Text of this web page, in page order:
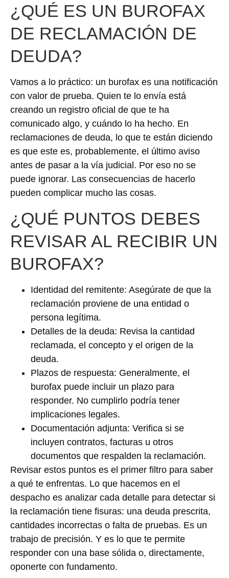
¿QUÉ ES UN BUROFAX
DE RECLAMACIÓN DE
DEUDA?
Vamos a lo práctico: un burofax es una notificación
con valor de prueba. Quien te lo envía está
creando un registro oficial de que te ha
comunicado algo, y cuándo lo ha hecho. En
reclamaciones de deuda, lo que te están diciendo
es que este es, probablemente, el último aviso
antes de pasar a la vía judicial. Por eso no se
puede ignorar. Las consecuencias de hacerlo
pueden complicar mucho las cosas.
¿QUÉ PUNTOS DEBES
REVISAR AL RECIBIR UN
BUROFAX?
Identidad del remitente: Asegúrate de que la
reclamación proviene de una entidad o
persona legítima.
Detalles de la deuda: Revisa la cantidad
reclamada, el concepto y el origen de la
deuda.
Plazos de respuesta: Generalmente, el
burofax puede incluir un plazo para
responder. No cumplirlo podría tener
implicaciones legales.
Documentación adjunta: Verifica si se
incluyen contratos, facturas u otros
documentos que respalden la reclamación.
Revisar estos puntos es el primer filtro para saber
a qué te enfrentas. Lo que hacemos en el
despacho es analizar cada detalle para detectar si
la reclamación tiene fisuras: una deuda prescrita,
cantidades incorrectas o falta de pruebas. Es un
trabajo de precisión. Y es lo que te permite
responder con una base sólida o, directamente,
oponerte con fundamento.